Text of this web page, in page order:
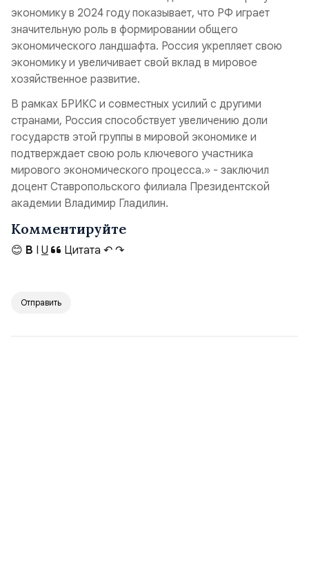
экономику в 2024 году показывает, что РФ играет
значительную роль в формировании общего
экономического ландшафта. Россия укрепляет свою
экономику и увеличивает свой вклад в мировое
хозяйственное развитие.
В рамках БРИКС и совместных усилий с другими
странами, Россия способствует увеличению доли
государств этой группы в мировой экономике и
подтверждает свою роль ключевого участника
мирового экономического процесса.» - заключил
доцент Ставропольского филиала Президентской
академии Владимир Гладилин.
Комментируйте
😊 B I U Цитата ↶ ↷
Отправить